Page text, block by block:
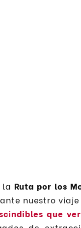
la Ruta por los
nuestro
que